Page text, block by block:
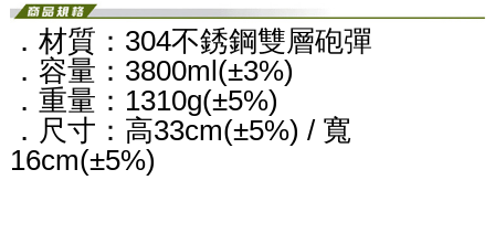
．材質：304不銹鋼雙層砲彈
．容量：3800ml(±3%)
．重量：1310g(±5%)
．尺寸：高33cm(±5%) / 寬
16cm(±5%)